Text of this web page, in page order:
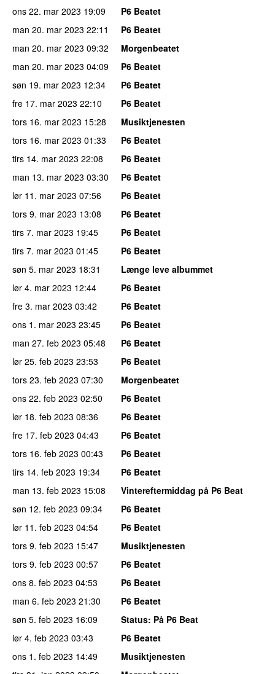
ons 22. mar 2023 19:09
P6 Beatet
man 20. mar 2023 22:11
P6 Beatet
man 20. mar 2023 09:32
Morgenbeatet
man 20. mar 2023 04:09
P6 Beatet
søn 19. mar 2023 12:34
P6 Beatet
fre 17. mar 2023 22:10
P6 Beatet
tors 16. mar 2023 15:28
Musiktjenesten
tors 16. mar 2023 01:33
P6 Beatet
tirs 14. mar 2023 22:08
P6 Beatet
man 13. mar 2023 03:30
P6 Beatet
lør 11. mar 2023 07:56
P6 Beatet
tors 9. mar 2023 13:08
P6 Beatet
tirs 7. mar 2023 19:45
P6 Beatet
tirs 7. mar 2023 01:45
P6 Beatet
søn 5. mar 2023 18:31
Længe leve albummet
lør 4. mar 2023 12:44
P6 Beatet
fre 3. mar 2023 03:42
P6 Beatet
ons 1. mar 2023 23:45
P6 Beatet
man 27. feb 2023 05:48
P6 Beatet
lør 25. feb 2023 23:53
P6 Beatet
tors 23. feb 2023 07:30
Morgenbeatet
ons 22. feb 2023 02:50
P6 Beatet
lør 18. feb 2023 08:36
P6 Beatet
fre 17. feb 2023 04:43
P6 Beatet
tors 16. feb 2023 00:43
P6 Beatet
tirs 14. feb 2023 19:34
P6 Beatet
man 13. feb 2023 15:08
Vintereftermiddag på P6 Beat
søn 12. feb 2023 09:34
P6 Beatet
lør 11. feb 2023 04:54
P6 Beatet
tors 9. feb 2023 15:47
Musiktjenesten
tors 9. feb 2023 00:57
P6 Beatet
ons 8. feb 2023 04:53
P6 Beatet
man 6. feb 2023 21:30
P6 Beatet
søn 5. feb 2023 16:09 Status: På P6 Beat
lør 4. feb 2023 03:43
P6 Beatet
ons 1. feb 2023 14:49
Musiktjenesten